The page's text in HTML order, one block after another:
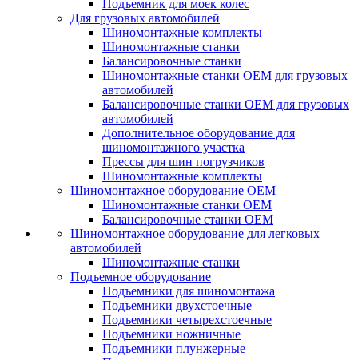
Подъемник для моек колеc
Для грузовых автомобилей
Шиномонтажные комплекты
Шиномонтажные станки
Балансировочные станки
Шиномонтажные станки ОЕМ для грузовых
автомобилей
Балансировочные станки ОЕМ для грузовых
автомобилей
Дополнительное оборудование для
шиномонтажного участка
Прессы для шин погрузчиков
Шиномонтажные комплекты
Шиномонтажное оборудование ОЕМ
Шиномонтажные станки ОЕМ
Балансировочные станки ОЕМ
Шиномонтажное оборудование для легковых
автомобилей
Шиномонтажные станки
Подъемное оборудование
Подъемники для шиномонтажа
Подъемники двухстоечные
Подъемники четырехстоечные
Подъемники ножничные
Подъемники плунжерные